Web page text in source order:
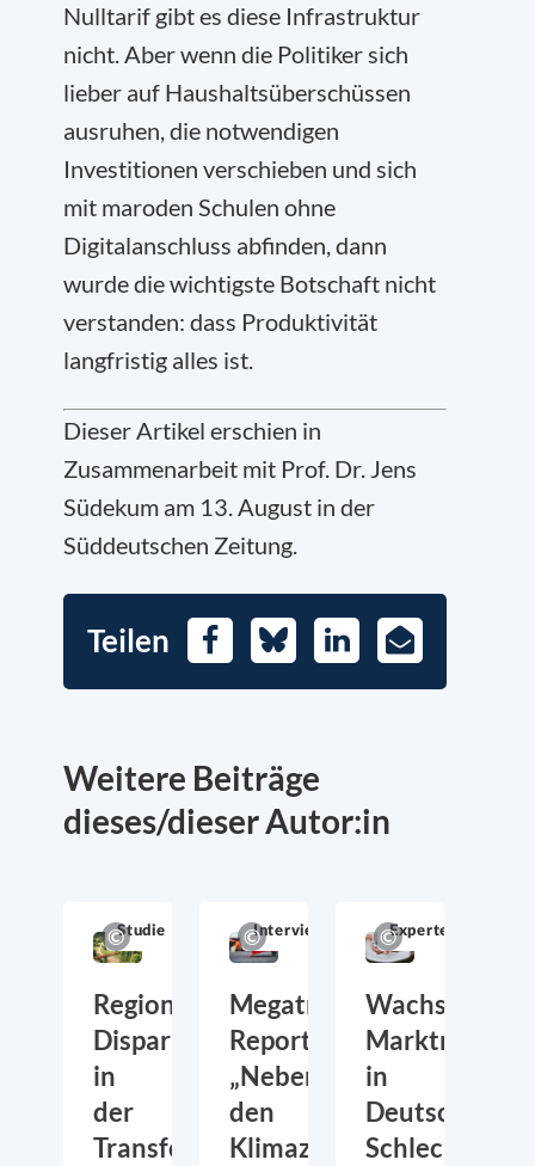
Nulltarif gibt es diese Infrastruktur
nicht. Aber wenn die Politiker sich
lieber auf Haushaltsüberschüssen
ausruhen, die notwendigen
Investitionen verschieben und sich
mit maroden Schulen ohne
Digitalanschluss abfinden, dann
wurde die wichtigste Botschaft nicht
verstanden: dass Produktivität
langfristig alles ist.
Dieser Artikel erschien in
Zusammenarbeit mit Prof. Dr. Jens
Südekum am 13. August in der
Süddeutschen Zeitung.
Teilen FacebookBlueskyLinkedIn
E-
Mail
Weitere Beiträge
dieses/dieser Autor:in
Studie
Regionale
Disparitäten
in
der
Transformation
Interview
Megatrend-
Report:
„Neben
den
Klimazielen
Expertenmeinung
Wachsende
Marktmacht
in
Deutschland:
Schlecht